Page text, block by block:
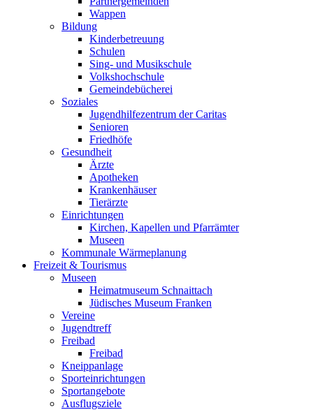
Wappen
Bildung
Kinderbetreuung
Schulen
Sing- und Musikschule
Volkshochschule
Gemeindebücherei
Soziales
Jugendhilfezentrum der Caritas
Senioren
Friedhöfe
Gesundheit
Ärzte
Apotheken
Krankenhäuser
Tierärzte
Einrichtungen
Kirchen, Kapellen und Pfarrämter
Museen
Kommunale Wärmeplanung
Freizeit & Tourismus
Museen
Heimatmuseum Schnaittach
Jüdisches Museum Franken
Vereine
Jugendtreff
Freibad
Freibad
Kneippanlage
Sporteinrichtungen
Sportangebote
Ausflugsziele